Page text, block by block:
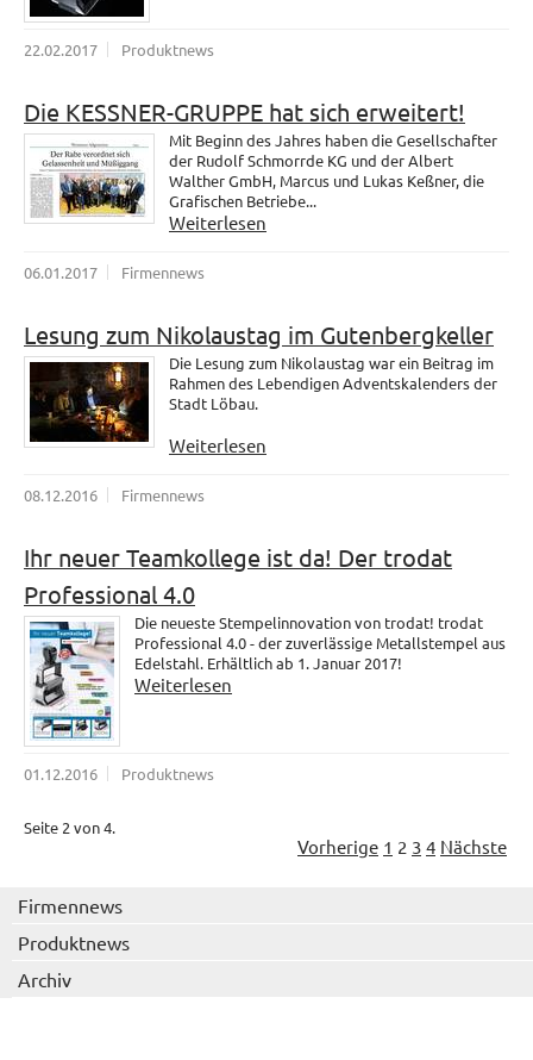
22.02.2017 Produktnews
Die KESSNER-GRUPPE hat sich erweitert!
Mit Beginn des Jahres haben die Gesellschafter
der Rudolf Schmorrde KG und der Albert
Walther GmbH, Marcus und Lukas Keßner, die
Grafischen Betriebe...
Weiterlesen
06.01.2017 Firmennews
Lesung zum Nikolaustag im Gutenbergkeller
Die Lesung zum Nikolaustag war ein Beitrag im
Rahmen des Lebendigen Adventskalenders der
Stadt Löbau.
Weiterlesen
08.12.2016 Firmennews
Ihr neuer Teamkollege ist da! Der trodat
Professional 4.0
Die neueste Stempelinnovation von trodat! trodat
Professional 4.0 - der zuverlässige Metallstempel aus
Edelstahl. Erhältlich ab 1. Januar 2017!
Weiterlesen
01.12.2016 Produktnews
Seite 2 von 4.
Vorherige 1 2 3 4 Nächste
Firmennews
Produktnews
Archiv